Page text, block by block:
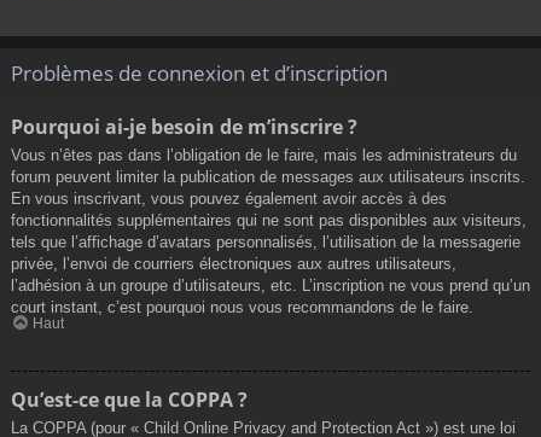
Problèmes de connexion et d’inscription
Pourquoi ai-je besoin de m’inscrire ?
Vous n’êtes pas dans l’obligation de le faire, mais les administrateurs du
forum peuvent limiter la publication de messages aux utilisateurs inscrits.
En vous inscrivant, vous pouvez également avoir accès à des
fonctionnalités supplémentaires qui ne sont pas disponibles aux visiteurs,
tels que l’affichage d’avatars personnalisés, l’utilisation de la messagerie
privée, l’envoi de courriers électroniques aux autres utilisateurs,
l’adhésion à un groupe d’utilisateurs, etc. L’inscription ne vous prend qu’un
court instant, c’est pourquoi nous vous recommandons de le faire.
Haut
Qu’est-ce que la COPPA ?
La COPPA (pour « Child Online Privacy and Protection Act ») est une loi